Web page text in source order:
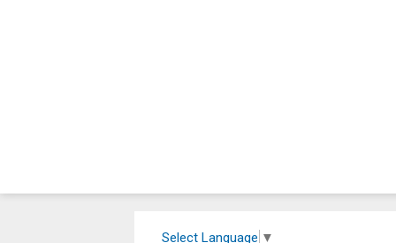
Select Language ▼